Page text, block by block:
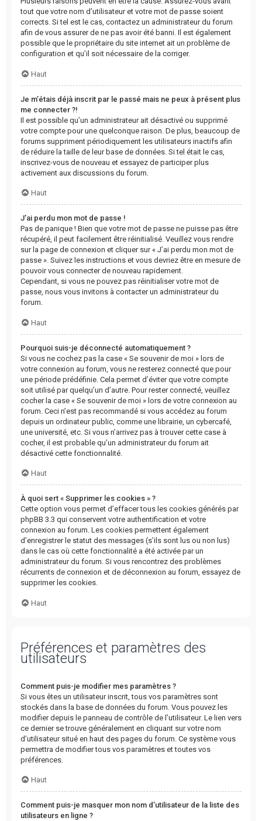
tout que votre nom d’utilisateur et votre mot de passe soient
corrects. Si tel est le cas, contactez un administrateur du forum
afin de vous assurer de ne pas avoir été banni. Il est également
possible que le propriétaire du site internet ait un problème de
configuration et qu’il soit nécessaire de la corriger.
Haut
Je m’étais déjà inscrit par le passé mais ne peux à présent plus
me connecter ?!
Il est possible qu’un administrateur ait désactivé ou supprimé
votre compte pour une quelconque raison. De plus, beaucoup de
forums suppriment périodiquement les utilisateurs inactifs afin
de réduire la taille de leur base de données. Si tel était le cas,
inscrivez-vous de nouveau et essayez de participer plus
activement aux discussions du forum.
Haut
J’ai perdu mon mot de passe !
Pas de panique ! Bien que votre mot de passe ne puisse pas être
récupéré, il peut facilement être réinitialisé. Veuillez vous rendre
sur la page de connexion et cliquer sur « J’ai perdu mon mot de
passe ». Suivez les instructions et vous devriez être en mesure de
pouvoir vous connecter de nouveau rapidement.
Cependant, si vous ne pouvez pas réinitialiser votre mot de
passe, nous vous invitons à contacter un administrateur du
forum.
Haut
Pourquoi suis-je déconnecté automatiquement ?
Si vous ne cochez pas la case « Se souvenir de moi » lors de
votre connexion au forum, vous ne resterez connecté que pour
une période prédéfinie. Cela permet d’éviter que votre compte
soit utilisé par quelqu’un d’autre. Pour rester connecté, veuillez
cocher la case « Se souvenir de moi » lors de votre connexion au
forum. Ceci n’est pas recommandé si vous accédez au forum
depuis un ordinateur public, comme une librairie, un cybercafé,
une université, etc. Si vous n’arrivez pas à trouver cette case à
cocher, il est probable qu’un administrateur du forum ait
désactivé cette fonctionnalité.
Haut
À quoi sert « Supprimer les cookies » ?
Cette option vous permet d’effacer tous les cookies générés par
phpBB 3.3 qui conservent votre authentification et votre
connexion au forum. Les cookies permettent également
d’enregistrer le statut des messages (s’ils sont lus ou non lus)
dans le cas où cette fonctionnalité a été activée par un
administrateur du forum. Si vous rencontrez des problèmes
récurrents de connexion et de déconnexion au forum, essayez de
supprimer les cookies.
Haut
Préférences et paramètres des
utilisateurs
Comment puis-je modifier mes paramètres ?
Si vous êtes un utilisateur inscrit, tous vos paramètres sont
stockés dans la base de données du forum. Vous pouvez les
modifier depuis le panneau de contrôle de l’utilisateur. Le lien vers
ce dernier se trouve généralement en cliquant sur votre nom
d’utilisateur situé en haut des pages du forum. Ce système vous
permettra de modifier tous vos paramètres et toutes vos
préférences.
Haut
Comment puis-je masquer mon nom d’utilisateur de la liste des
utilisateurs en ligne ?